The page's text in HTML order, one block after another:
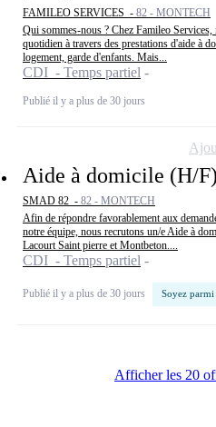
FAMILEO SERVICES - 82 - MONTECH
Qui sommes-nous ? Chez Famileo
quotidien à travers des prestations d'aide à
logement, garde d'enfants. Mais...
CDI - Temps partiel
Publié il y a plus de 30 jours
Aide à domicile (H/F)
SMAD 82 - 82 - MONTECH
Afin de répondre favorablement aux
notre équipe, nous recrutons un/e Aide à
Lacourt Saint pierre et Montbeton....
CDI - Temps partiel
Publié il y a plus de 30 jours Soyez parmi
Afficher les 20